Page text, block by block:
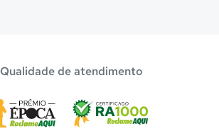
Qualidade de atendimento